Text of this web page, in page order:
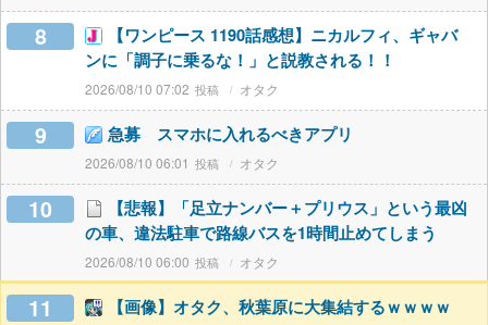
8
【ワンピース 1190話感想】ニカルフィ、ギャバ
ンに「調子に乗るな！」と説教される！！
2026/08/10 07:02 オタク
9 急募 スマホに入れるべきアプリ
2026/08/10 06:01 オタク
10
【悲報】「足立ナンバー＋プリウス」という最凶
の車、違法駐車で路線バスを1時間止めてしまう
2026/08/10 06:00 オタク
11 【画像】オタク、秋葉原に大集結するｗｗｗｗ